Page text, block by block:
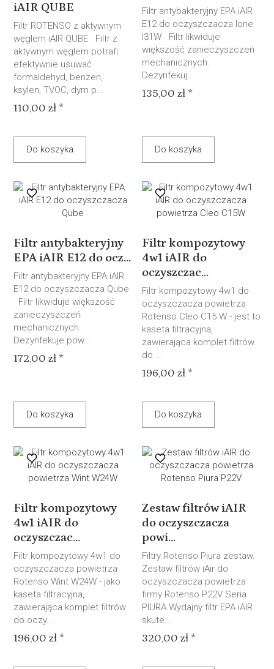
iAIR QUBE
Filtr ROTENSO z aktywnym
węglem iAIR QUBE Filtr z
aktywnym węglem potrafi
efektywnie usuwać
formaldehyd, benzen,
ksylen, TVOC, dym p...
110,00 zł *
Do koszyka
Filtr antybakteryjny EPA iAIR
E12 do oczyszczacza Ione
I31W Filtr likwiduje
większość zanieczyszczeń
mechanicznych.
Dezynfekuj...
135,00 zł *
Do koszyka
Filtr antybakteryjny
EPA iAIR E12 do ocz...
Filtr antybakteryjny EPA iAIR
E12 do oczyszczacza Qube
Filtr likwiduje większość
zanieczyszczeń
mechanicznych.
Dezynfekuje pow...
172,00 zł *
Do koszyka
Filtr kompozytowy
4w1 iAIR do
oczyszczac...
Filtr kompozytowy 4w1 do
oczyszczacza powietrza
Rotenso Cleo C15 W - jest to
kaseta filtracyjna,
zawierająca komplet filtrów
do ...
196,00 zł *
Do koszyka
Filtr kompozytowy
4w1 iAIR do
oczyszczac...
Filtr kompozytowy 4w1 do
oczyszczacza powietrza
Rotenso Wint W24W - jako
kaseta filtracyjna,
zawierająca komplet filtrów
do oczy...
196,00 zł *
Zestaw filtrów iAIR
do oczyszczacza
powi...
Filtry Rotenso Piura zestaw.
Zestaw filtrów iAir do
oczyszczacza powietrza
firmy Rotenso P22V Seria
PIURA.Wydajny filtr EPA iAIR
skute...
320,00 zł *